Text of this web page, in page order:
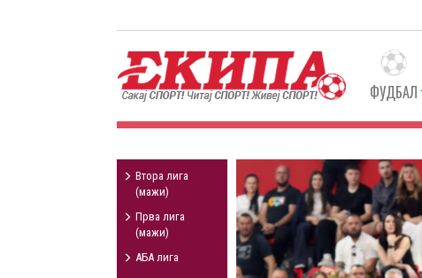
ФУДБАЛ
Втора лига
(мажи)
Прва лига
(мажи)
АБА лига